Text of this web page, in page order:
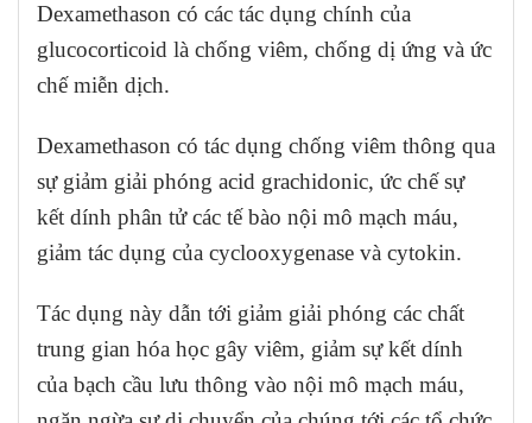
Dexamethason có các tác dụng chính của
glucocorticoid là chống viêm, chống dị ứng và ức
chế miễn dịch.
Dexamethason có tác dụng chống viêm thông qua
sự giảm giải phóng acid grachidonic, ức chế sự
kết dính phân tử các tế bào nội mô mạch máu,
giảm tác dụng của cyclooxygenase và cytokin.
Tác dụng này dẫn tới giảm giải phóng các chất
trung gian hóa học gây viêm, giảm sự kết dính
của bạch cầu lưu thông vào nội mô mạch máu,